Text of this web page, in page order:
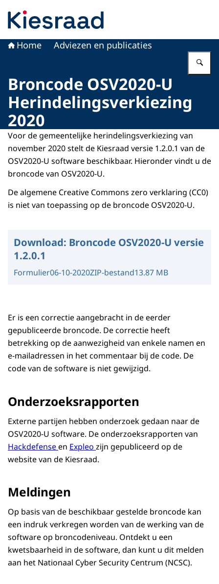
Home Adviezen en publicaties
Broncode OSV2020-U
Herindelingsverkiezing
2020
Voor de gemeentelijke herindelingsverkiezing van
november 2020 stelt de Kiesraad versie 1.2.0.1 van de
OSV2020-U software beschikbaar. Hieronder vindt u de
broncode van OSV2020-U.
De algemene Creative Commons zero verklaring (CC0)
is niet van toepassing op de broncode OSV2020-U.
Download: Broncode OSV2020-U versie
1.2.0.1
Formulier06-10-2020ZIP-bestand13.87 MB
Er is een correctie aangebracht in de eerder
gepubliceerde broncode. De correctie heeft
betrekking op de aanwezigheid van enkele namen en
e-mailadressen in het commentaar bij de code. De
code van de software is niet gewijzigd.
Onderzoeksrapporten
Externe partijen hebben onderzoek gedaan naar de
OSV2020-U software. De onderzoeksrapporten van
Hackdefenseen Expleo zijn gepubliceerd op de
website van de Kiesraad.
Meldingen
Op basis van de beschikbaar gestelde broncode kan
een indruk verkregen worden van de werking van de
software op broncodeniveau. Ontdekt u een
kwetsbaarheid in de software, dan kunt u dit melden
aan het Nationaal Cyber Security Centrum (NCSC).